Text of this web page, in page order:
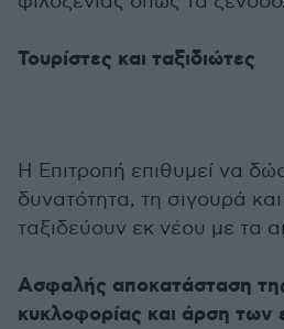
Τουρίστες και ταξιδιώτες
Η Επιτροπή επιθυμεί να
δυνατότητα, τη σιγουρά
ταξιδεύουν εκ νέου με τα
Ασφαλής αποκατάσταση
κυκλοφορίας και άρση των